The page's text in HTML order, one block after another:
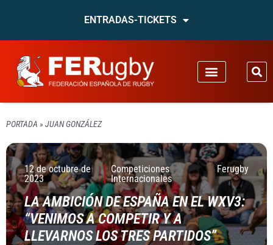
ENTRADAS-TICKETS
PORTADA » JUAN GONZÁLEZ
12 de octubre de
2023
Competiciones
Internacionales
Ferugby
LA AMBICIÓN DE ESPAÑA EN EL WXV3:
“VENIMOS A COMPETIR Y A
LLEVARNOS LOS TRES PARTIDOS”